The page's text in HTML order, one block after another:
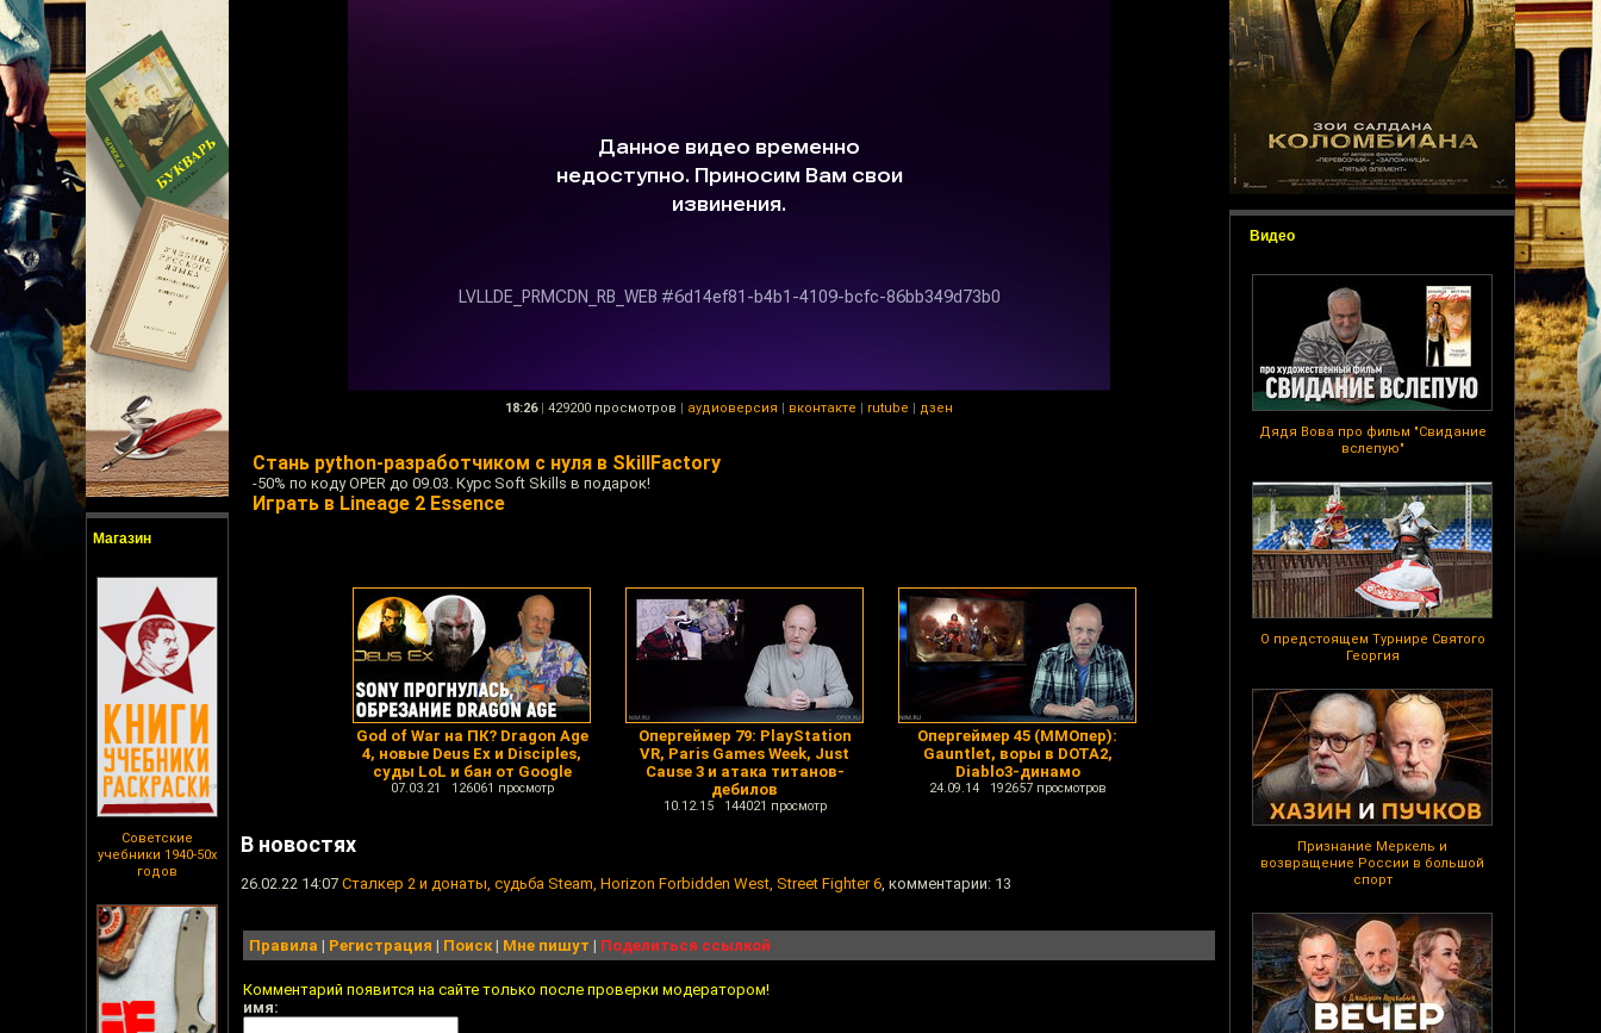
Магазин
Советские
учебники 1940-50х
годов
Видео
Дядя Вова про фильм "Свидание
вслепую"
О предстоящем Турнире Святого
Георгия
Признание Меркель и
возвращение России в большой
спорт
18:26 | 429200 просмотров | аудиоверсия | вконтакте | rutube | дзен
Стань python-разработчиком с нуля в SkillFactory
-50% по коду OPER до 09.03. Курс Soft Skills в подарок!
Играть в Lineage 2 Essence
God of War на ПК? Dragon Age
4, новые Deus Ex и Disciples,
суды LoL и бан от Google
07.03.21 126061 просмотр
Опергеймер 79: PlayStation
VR, Paris Games Week, Just
Cause 3 и атака титанов-
дебилов
10.12.15 144021 просмотр
Опергеймер 45 (ММОпер):
Gauntlet, воры в DOTA2,
Diablo3-динамо
24.09.14 192657 просмотров
В новостях
26.02.22 14:07 Сталкер 2 и донаты, судьба Steam, Horizon Forbidden West, Street Fighter 6, комментарии: 13
Правила | Регистрация | Поиск| Мне пишут | Поделиться ссылкой
Комментарий появится на сайте только после проверки модератором!
имя: